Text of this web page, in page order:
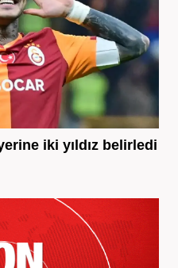
iki yıldız belirledi